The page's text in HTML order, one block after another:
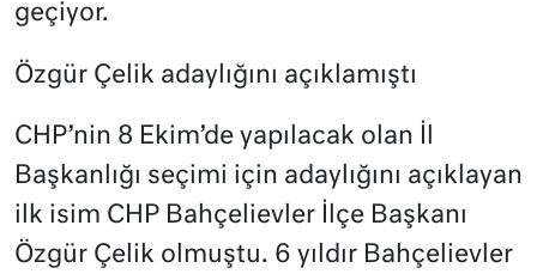
geçiyor.
Özgür Çelik adaylığını açıklamıştı
CHP’nin 8 Ekim’de yapılacak olan İl
Başkanlığı seçimi için adaylığını açıklayan
ilk isim CHP Bahçelievler İlçe Başkanı
Özgür Çelik olmuştu. 6 yıldır Bahçelievler